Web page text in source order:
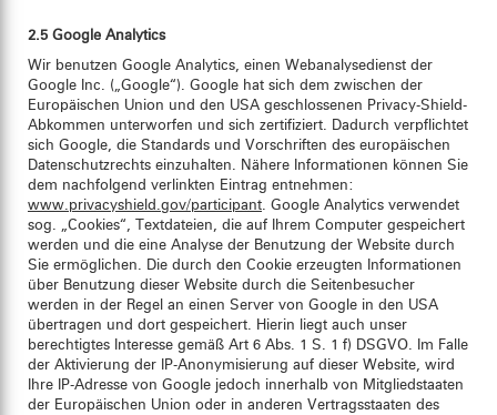
2.5 Google Analytics
Wir benutzen Google Analytics, einen Webanalysedienst der
Google Inc. („Google“). Google hat sich dem zwischen der
Europäischen Union und den USA geschlossenen Privacy-Shield-
Abkommen unterworfen und sich zertifiziert. Dadurch verpflichtet
sich Google, die Standards und Vorschriften des europäischen
Datenschutzrechts einzuhalten. Nähere Informationen können Sie
dem nachfolgend verlinkten Eintrag entnehmen:
www.privacyshield.gov/participant. Google Analytics verwendet
sog. „Cookies“, Textdateien, die auf Ihrem Computer gespeichert
werden und die eine Analyse der Benutzung der Website durch
Sie ermöglichen. Die durch den Cookie erzeugten Informationen
über Benutzung dieser Website durch die Seitenbesucher
werden in der Regel an einen Server von Google in den USA
übertragen und dort gespeichert. Hierin liegt auch unser
berechtigtes Interesse gemäß Art 6 Abs. 1 S. 1 f) DSGVO. Im Falle
der Aktivierung der IP-Anonymisierung auf dieser Website, wird
Ihre IP-Adresse von Google jedoch innerhalb von Mitgliedstaaten
der Europäischen Union oder in anderen Vertragsstaaten des